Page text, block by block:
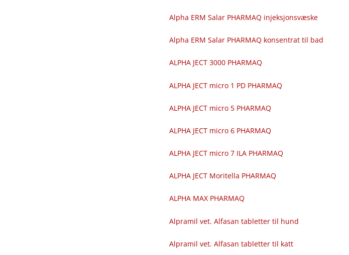
Alpha ERM Salar PHARMAQ injeksjonsvæske
Alpha ERM Salar PHARMAQ konsentrat til bad
ALPHA JECT 3000 PHARMAQ
ALPHA JECT micro 1 PD PHARMAQ
ALPHA JECT micro 5 PHARMAQ
ALPHA JECT micro 6 PHARMAQ
ALPHA JECT micro 7 ILA PHARMAQ
ALPHA JECT Moritella PHARMAQ
ALPHA MAX PHARMAQ
Alpramil vet. Alfasan tabletter til hund
Alpramil vet. Alfasan tabletter til katt